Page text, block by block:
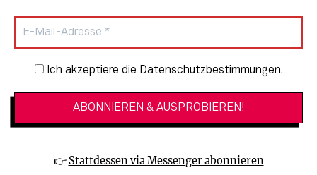
Newsletter-Anmeldung
Ich akzeptiere die Datenschutzbestimmungen.
👉 Stattdessen via Messenger abonnieren
HAMBURG PUR
🔗 Kinoprogramm
Datenschutzbestimmungen